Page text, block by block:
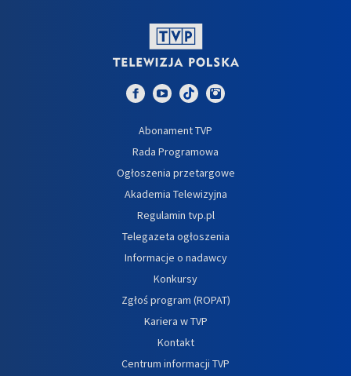
Abonament TVP
Rada Programowa
Ogłoszenia przetargowe
Akademia Telewizyjna
Regulamin tvp.pl
Telegazeta ogłoszenia
Informacje o nadawcy
Konkursy
Zgłoś program (ROPAT)
Kariera w TVP
Kontakt
Centrum informacji TVP